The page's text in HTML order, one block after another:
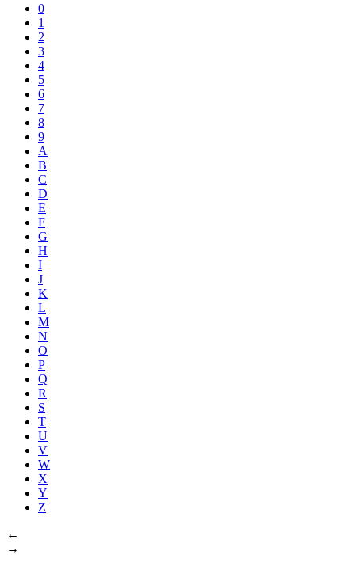
0
1
2
3
4
5
6
7
8
9
A
B
C
D
E
F
G
H
I
J
K
L
M
N
O
P
Q
R
S
T
U
V
W
X
Y
Z
←
→